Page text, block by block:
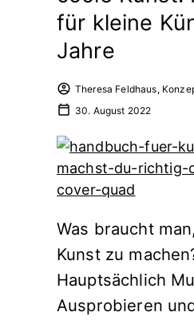
für kleine
Jahre
Theresa Feldhaus,
30. August 2022
Was braucht
Kunst zu
Hauptsächlich
Ausprobieren